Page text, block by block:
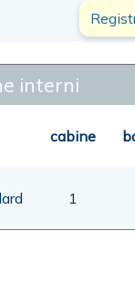
interni
cabine
1